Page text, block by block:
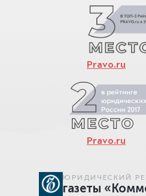
Pravo.ru
Pravo.ru
ЮРИДИЧЕСКИЙ
газеты